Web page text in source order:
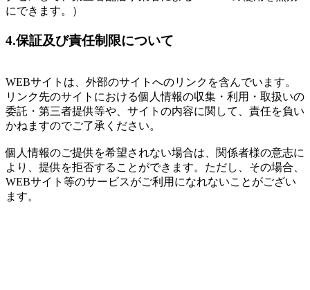
にできます。）
4.保証及び責任制限について
WEBサイトは、外部のサイトへのリンクを含んでいます。
リンク先のサイトにおける個人情報の収集・利用・取扱いの
委託・第三者提供等や、サイトの内容に関して、責任を負い
かねますのでご了承ください。
個人情報のご提供を希望されない場合は、関係者様の意志に
より、提供を拒否することができます。ただし、その場合、
WEBサイト等のサービスがご利用になれないことがござい
ます。